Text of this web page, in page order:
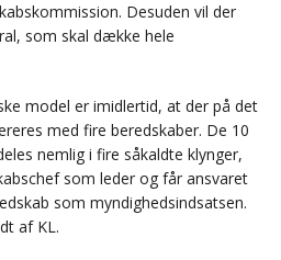
Desuden vil der
som skal dække hele
model er imidlertid, at der på det
med fire beredskaber. De 10
nemlig i fire såkaldte klynger,
som leder og får ansvaret
som myndighedsindsatsen.
af KL.